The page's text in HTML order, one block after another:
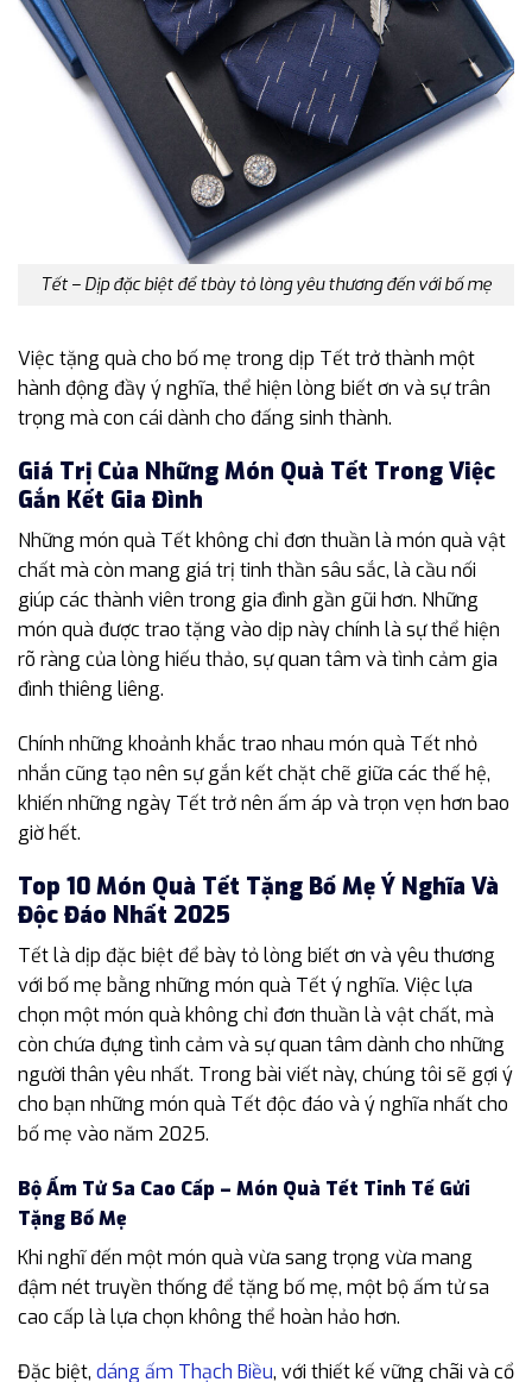
Tết – Dịp đặc biệt để tbày tỏ lòng yêu thương đến với bố mẹ
Việc tặng quà cho bố mẹ trong dịp Tết trở thành một
hành động đầy ý nghĩa, thể hiện lòng biết ơn và sự trân
trọng mà con cái dành cho đấng sinh thành.
Giá Trị Của Những Món Quà Tết Trong Việc
Gắn Kết Gia Đình
Những món quà Tết không chỉ đơn thuần là món quà vật
chất mà còn mang giá trị tinh thần sâu sắc, là cầu nối
giúp các thành viên trong gia đình gần gũi hơn. Những
món quà được trao tặng vào dịp này chính là sự thể hiện
rõ ràng của lòng hiếu thảo, sự quan tâm và tình cảm gia
đình thiêng liêng.
Chính những khoảnh khắc trao nhau món quà Tết nhỏ
nhắn cũng tạo nên sự gắn kết chặt chẽ giữa các thế hệ,
khiến những ngày Tết trở nên ấm áp và trọn vẹn hơn bao
giờ hết.
Top 10 Món Quà Tết Tặng Bố Mẹ Ý Nghĩa Và
Độc Đáo Nhất 2025
Tết là dịp đặc biệt để bày tỏ lòng biết ơn và yêu thương
với bố mẹ bằng những món quà Tết ý nghĩa. Việc lựa
chọn một món quà không chỉ đơn thuần là vật chất, mà
còn chứa đựng tình cảm và sự quan tâm dành cho những
người thân yêu nhất. Trong bài viết này, chúng tôi sẽ gợi ý
cho bạn những món quà Tết độc đáo và ý nghĩa nhất cho
bố mẹ vào năm 2025.
Bộ Ấm Tử Sa Cao Cấp – Món Quà Tết Tinh Tế Gửi
Tặng Bố Mẹ
Khi nghĩ đến một món quà vừa sang trọng vừa mang
đậm nét truyền thống để tặng bố mẹ, một bộ ấm tử sa
cao cấp là lựa chọn không thể hoàn hảo hơn.
Đặc biệt, dáng ấm Thạch Biều, với thiết kế vững chãi và cổ